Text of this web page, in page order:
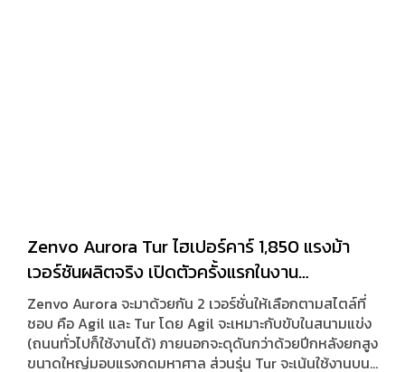
Zenvo Aurora Tur ไฮเปอร์คาร์ 1,850 แรงม้า
เวอร์ชันผลิตจริง เปิดตัวครั้งแรกในงาน
Goodwood Festival of Speed 2026
Zenvo Aurora จะมาด้วยกัน 2 เวอร์ชั่นให้เลือกตามสไตล์ที่
ชอบ คือ Agil และ Tur โดย Agil จะเหมาะกับขับในสนามแข่ง
(ถนนทั่วไปก็ใช้งานได้) ภายนอกจะดุดันกว่าด้วยปีกหลังยกสูง
ขนาดใหญ่มอบแรงกดมหาศาล ส่วนรุ่น Tur จะเน้นใช้งานบน